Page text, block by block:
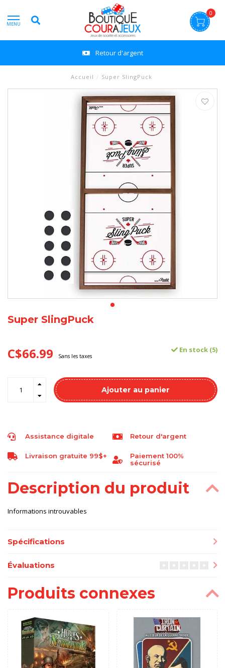
MENU
0
Retour d'argent
Accueil / Super SlingPuck
Super SlingPuck
C$66.99 Sans les taxes
En stock (5)
Ajouter au panier
Assistance digitale Retour d'argent
Livraison gratuite 99$+
Paiement 100%
sécurisé
Description du produit
Informations introuvables
Spécifications
Évaluations
Produits connexes